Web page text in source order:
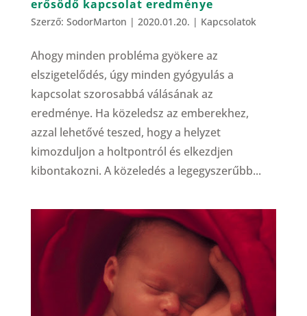
erősödő kapcsolat eredménye
Szerző: SodorMarton | 2020.01.20. | Kapcsolatok
Ahogy minden probléma gyökere az
elszigetelődés, úgy minden gyógyulás a
kapcsolat szorosabbá válásának az
eredménye. Ha közeledsz az emberekhez,
azzal lehetővé teszed, hogy a helyzet
kimozduljon a holtpontról és elkezdjen
kibontakozni. A közeledés a legegyszerűbb...